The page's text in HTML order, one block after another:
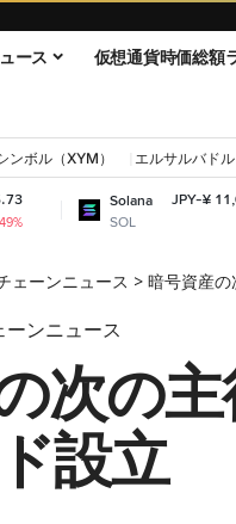
ース 仮想通貨時価総額
ンボル（XYM） エルサルバドル
Solana
SOL
JPY-¥ 11,639.61
ェーンニュース > 暗号資産
ンニュース
次の
設立